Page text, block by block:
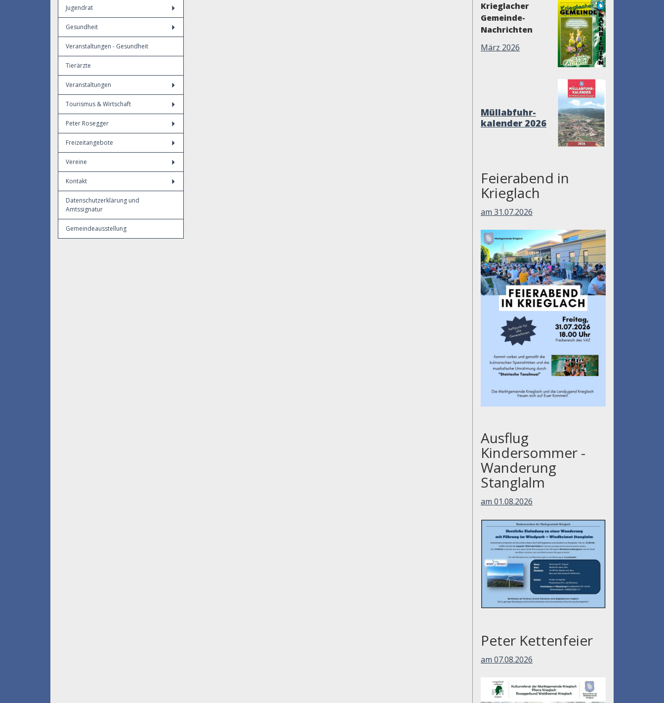
Jugendrat
Gesundheit
Veranstaltungen - Gesundheit
Tierärzte
Veranstaltungen
Tourismus & Wirtschaft
Peter Rosegger
Freizeitangebote
Vereine
Kontakt
Datenschutzerklärung und
Amtssignatur
Gemeindeausstellung
Krieglacher
Gemeinde-
Nachrichten
März 2026
Müllabfuhr-
kalender 2026
Feierabend in
Krieglach
am 31.07.2026
Ausflug
Kindersommer -
Wanderung
Stanglalm
am 01.08.2026
Peter Kettenfeier
am 07.08.2026